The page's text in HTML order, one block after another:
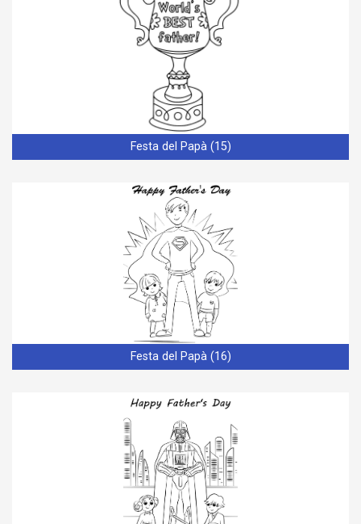
Festa del Papà (15)
Festa del Papà (16)